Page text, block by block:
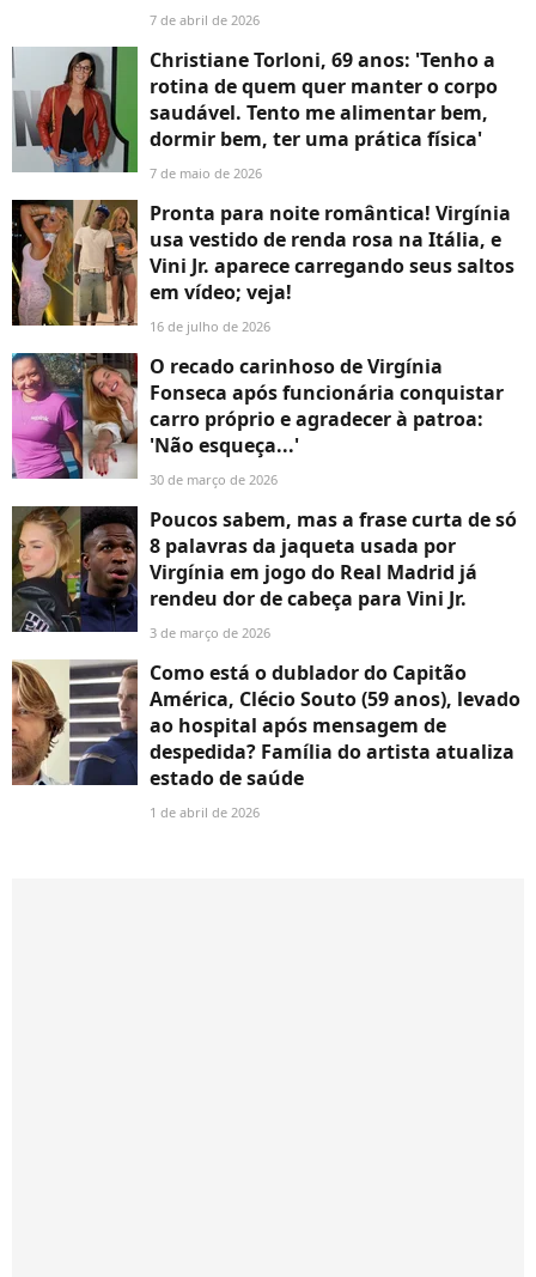
7 de abril de 2026
Christiane Torloni, 69 anos: 'Tenho a
rotina de quem quer manter o corpo
saudável. Tento me alimentar bem,
dormir bem, ter uma prática física'
7 de maio de 2026
Pronta para noite romântica! Virgínia
usa vestido de renda rosa na Itália, e
Vini Jr. aparece carregando seus saltos
em vídeo; veja!
16 de julho de 2026
O recado carinhoso de Virgínia
Fonseca após funcionária conquistar
carro próprio e agradecer à patroa:
'Não esqueça...'
30 de março de 2026
Poucos sabem, mas a frase curta de só
8 palavras da jaqueta usada por
Virgínia em jogo do Real Madrid já
rendeu dor de cabeça para Vini Jr.
3 de março de 2026
Como está o dublador do Capitão
América, Clécio Souto (59 anos), levado
ao hospital após mensagem de
despedida? Família do artista atualiza
estado de saúde
1 de abril de 2026